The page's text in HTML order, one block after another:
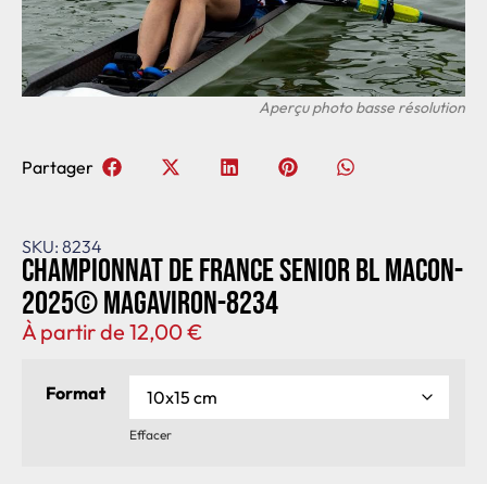
SKU: 8234
Championnat de France senior BL Macon-
2025© MagAviron-8234
À partir de 12,00€
Format
Effacer
Partager